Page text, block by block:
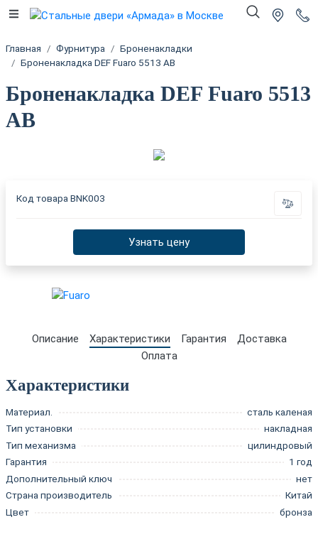
Главная Фурнитура
Броненакладки
Броненакладка DEF Fuaro 5513 AB
Броненакладка DEF Fuaro 5513
AB
Описание Характеристики Гарантия
Доставка
Оплата
Характеристики
Материал.
сталь каленая
Тип установки
накладная
Тип механизма
цилиндровый
Гарантия
1 год
Дополнительный ключ
нет
Страна производитель
Китай
Цвет
бронза
Код товара BNK003
Узнать цену